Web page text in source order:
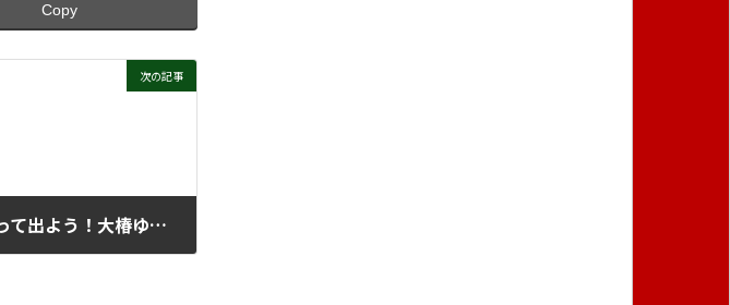
Copy
次の記事
１・23高市退陣に打って出よう！大椿ゆうこ緊急決起集会